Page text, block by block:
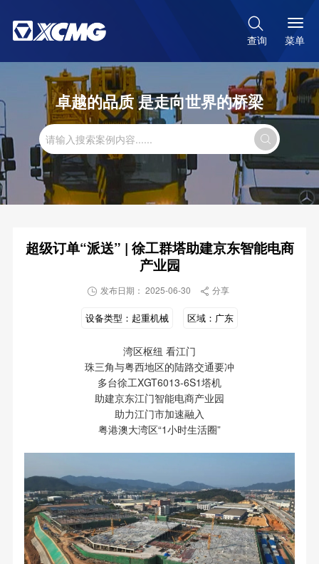

查询 菜单
卓越的品质 是走向世界的桥梁

超级订单“派送” | 徐工群塔助建京东智能电商
产业园
 发布日期： 2025-06-30  分享
设备类型： 起重机械 区域： 广东
湾区枢纽 看江门
珠三角与粤西地区的陆路交通要冲
多台徐工XGT6013-6S1塔机
助建京东江门智能电商产业园
助力江门市加速融入
粤港澳大湾区“1小时生活圈”